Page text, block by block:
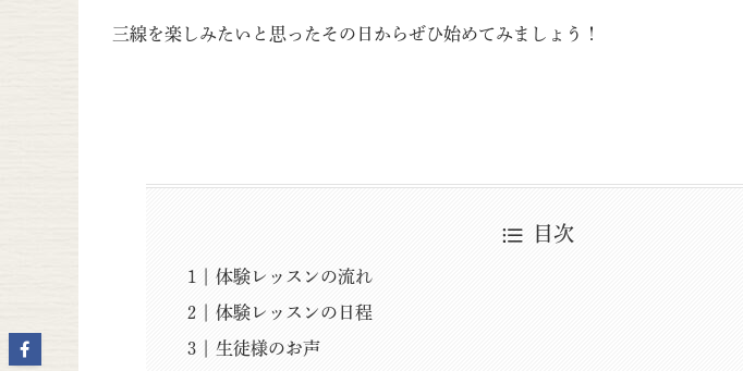
三線を楽しみたいと思ったその日からぜひ始めてみましょう！
目次
体験レッスンの流れ
体験レッスンの日程
生徒様のお声